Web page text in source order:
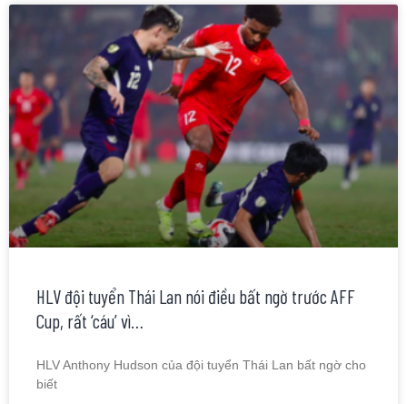
HLV đội tuyển Thái Lan nói điều bất ngờ trước AFF
Cup, rất ‘cáu’ vì…
HLV Anthony Hudson của đội tuyển Thái Lan bất ngờ cho
biết